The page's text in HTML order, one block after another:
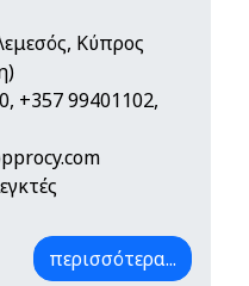
Κύπρος
, +357 99401102,
περισσότερα...